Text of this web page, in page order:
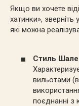
Якщо ви хочете
хатинки», зверніть
які можна
Стиль Шале
вильотами
поєднанні з